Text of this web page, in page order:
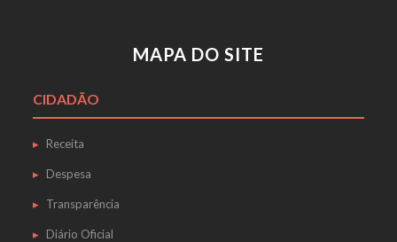
MAPA DO SITE
CIDADÃO
Receita
Despesa
Transparência
Diário Oficial